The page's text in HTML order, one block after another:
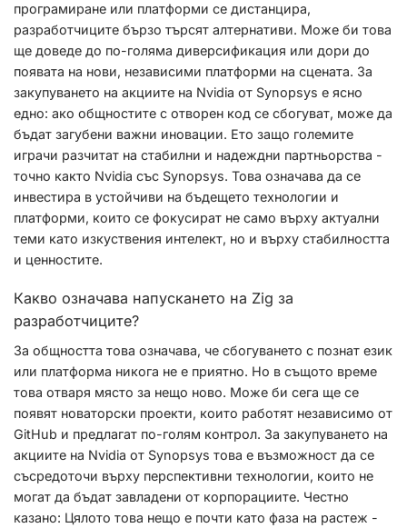
програмиране или платформи се дистанцира,
разработчиците бързо търсят алтернативи. Може би това
ще доведе до по-голяма диверсификация или дори до
появата на нови, независими платформи на сцената. За
закупуването на акциите на Nvidia от Synopsys е ясно
едно: ако общностите с отворен код се сбогуват, може да
бъдат загубени важни иновации. Ето защо големите
играчи разчитат на стабилни и надеждни партньорства -
точно както Nvidia със Synopsys. Това означава да се
инвестира в устойчиви на бъдещето технологии и
платформи, които се фокусират не само върху актуални
теми като изкуствения интелект, но и върху стабилността
и ценностите.
Какво означава напускането на Zig за
разработчиците?
За общността това означава, че сбогуването с познат език
или платформа никога не е приятно. Но в същото време
това отваря място за нещо ново. Може би сега ще се
появят новаторски проекти, които работят независимо от
GitHub и предлагат по-голям контрол. За закупуването на
акциите на Nvidia от Synopsys това е възможност да се
съсредоточи върху перспективни технологии, които не
могат да бъдат завладени от корпорациите. Честно
казано: Цялото това нещо е почти като фаза на растеж -